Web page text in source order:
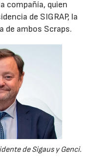
compañía, quien
de SIGRAP, la
de ambos Scraps.
de Sigaus y Genci.